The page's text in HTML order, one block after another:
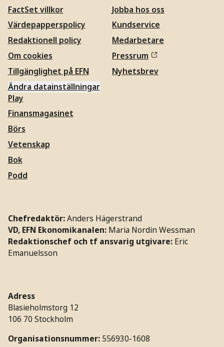
FactSet villkor
Värdepapperspolicy
Redaktionell policy
Om cookies
Tillgänglighet på EFN
Ändra datainställningar
Jobba hos oss
Kundservice
Medarbetare
Pressrum
Nyhetsbrev
Play
Finansmagasinet
Börs
Vetenskap
Bok
Podd
Chefredaktör:Anders Hägerstrand
VD, EFN Ekonomikanalen: Maria Nordin Wessman
Redaktionschef och tf ansvarig utgivare: Eric
Emanuelsson
Adress
Blasieholmstorg 12
106 70 Stockholm
Organisationsnummer: 556930-1608